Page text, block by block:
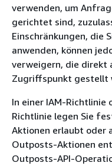
verwenden, um
gerichtet sind,
Einschränkungen, die
anwenden, können
verweigern, die direkt
Zugriffspunkt gestellt
In einer IAM-Richtlinie
Richtlinie legen Sie
Aktionen erlaubt oder
Outposts-Aktionen
Outposts-API-